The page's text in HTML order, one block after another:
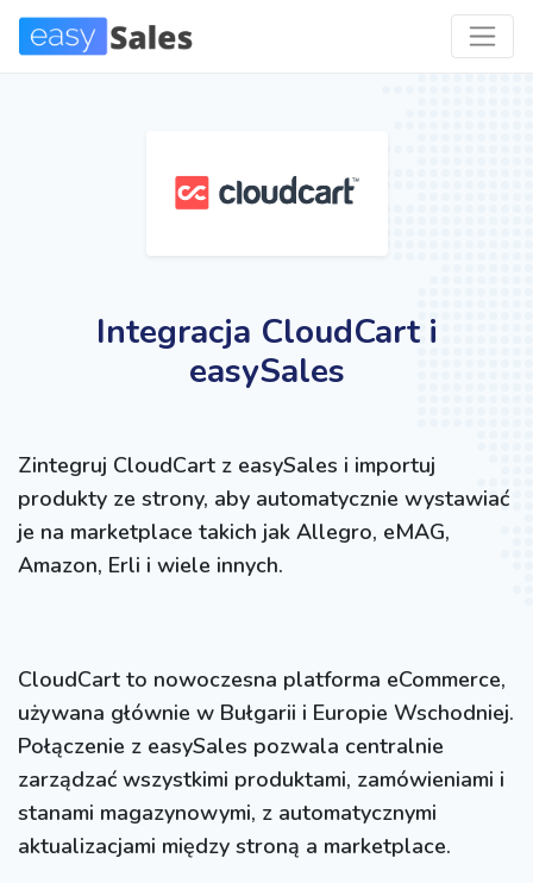
Integracja CloudCart i
easySales
Zintegruj CloudCart z easySales i importuj
produkty ze strony, aby automatycznie wystawiać
je na marketplace takich jak Allegro, eMAG,
Amazon, Erli i wiele innych.
CloudCart to nowoczesna platforma eCommerce,
używana głównie w Bułgarii i Europie Wschodniej.
Połączenie z easySales pozwala centralnie
zarządzać wszystkimi produktami, zamówieniami i
stanami magazynowymi, z automatycznymi
aktualizacjami między stroną a marketplace.